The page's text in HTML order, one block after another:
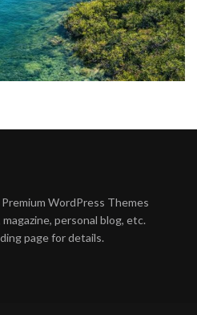
WordPress Themes
personal blog, etc.
page for details.